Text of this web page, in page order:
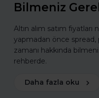
Bilmeniz
Altın alım satım fiyatları
yapmadan önce spread,
zamanı hakkında
rehberde.
Daha fazla oku